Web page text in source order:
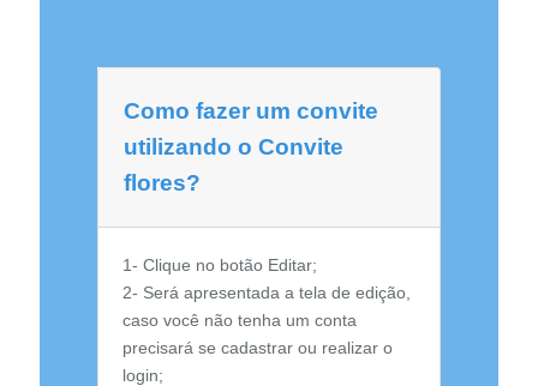
Como fazer um convite
utilizando o Convite
flores?
1- Clique no botão Editar;
2- Será apresentada a tela de edição,
caso você não tenha um conta
precisará se cadastrar ou realizar o
login;